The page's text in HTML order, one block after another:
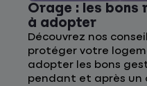
Orage : les bons
à adopter
Découvrez nos
protéger votre
adopter les bons
pendant et après un